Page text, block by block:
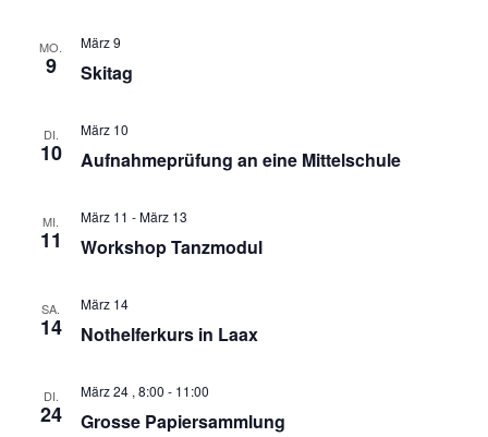
MO.
9
März 9
Skitag
DI.
10
März 10
Aufnahmeprüfung an eine Mittelschule
MI.
11
März 11 -März 13
Workshop Tanzmodul
SA.
14
März 14
Nothelferkurs in Laax
DI.
24
März 24 , 8:00 - 11:00
Grosse Papiersammlung